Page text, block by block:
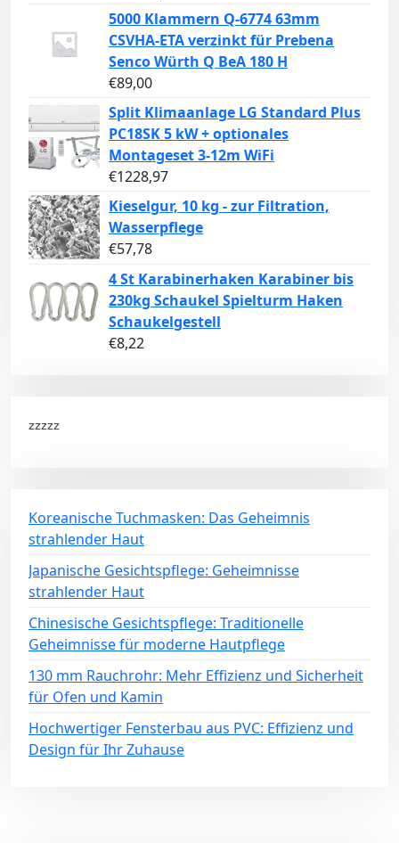
5000 Klammern Q-6774 63mm
CSVHA-ETA verzinkt für Prebena
Senco Würth Q BeA 180 H
€89,00
Split Klimaanlage LG Standard Plus
PC18SK 5 kW + optionales
Montageset 3-12m WiFi
€1228,97
Kieselgur, 10 kg - zur Filtration,
Wasserpflege
€57,78
4 St Karabinerhaken Karabiner bis
230kg Schaukel Spielturm Haken
Schaukelgestell
€8,22
zzzzz
Koreanische Tuchmasken: Das Geheimnis
strahlender Haut
Japanische Gesichtspflege: Geheimnisse
strahlender Haut
Chinesische Gesichtspflege: Traditionelle
Geheimnisse für moderne Hautpflege
130 mm Rauchrohr: Mehr Effizienz und Sicherheit
für Ofen und Kamin
Hochwertiger Fensterbau aus PVC: Effizienz und
Design für Ihr Zuhause